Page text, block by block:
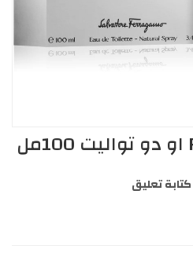
كتابة تعليق